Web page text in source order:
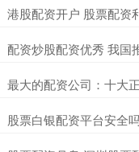
港股配资开户 股票配资
配资炒股配资优秀 我国
最大的配资公司：十大
股票白银配资平台安全